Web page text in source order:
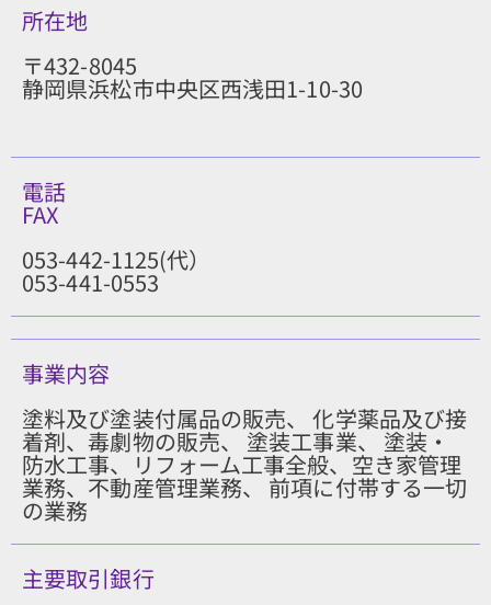
所在地
〒432-8045
静岡県浜松市中央区西浅田1-10-30
電話
FAX
053-442-1125(代）
053-441-0553
事業内容
塗料及び塗装付属品の販売、 化学薬品及び接
着剤、毒劇物の販売、 塗装工事業、 塗装・
防水工事、リフォーム工事全般、空き家管理
業務、不動産管理業務、 前項に付帯する一切
の業務
主要取引銀行